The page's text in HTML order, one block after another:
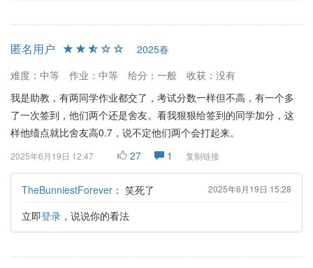
匿名用户
2025春
难度：中等
作业：中等 给分：一般
收获：没有
我是助教，有两同学作业都交了，考试分数一样但不高，有一个多
了一次签到，他们两个还是舍友。看我狠狠给签到的同学加分，这
样他绩点就比舍友高0.7，说不定他们两个会打起来。
2025年6月19日 12:47 27 1 复制链接
TheBunniestForever ： 笑死了 2025年6月19日 15:28
立即登录 ，说说你的看法